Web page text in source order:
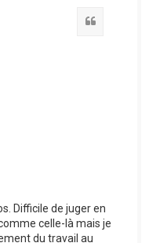
Difficile de juger en
celle-là mais je
du travail au